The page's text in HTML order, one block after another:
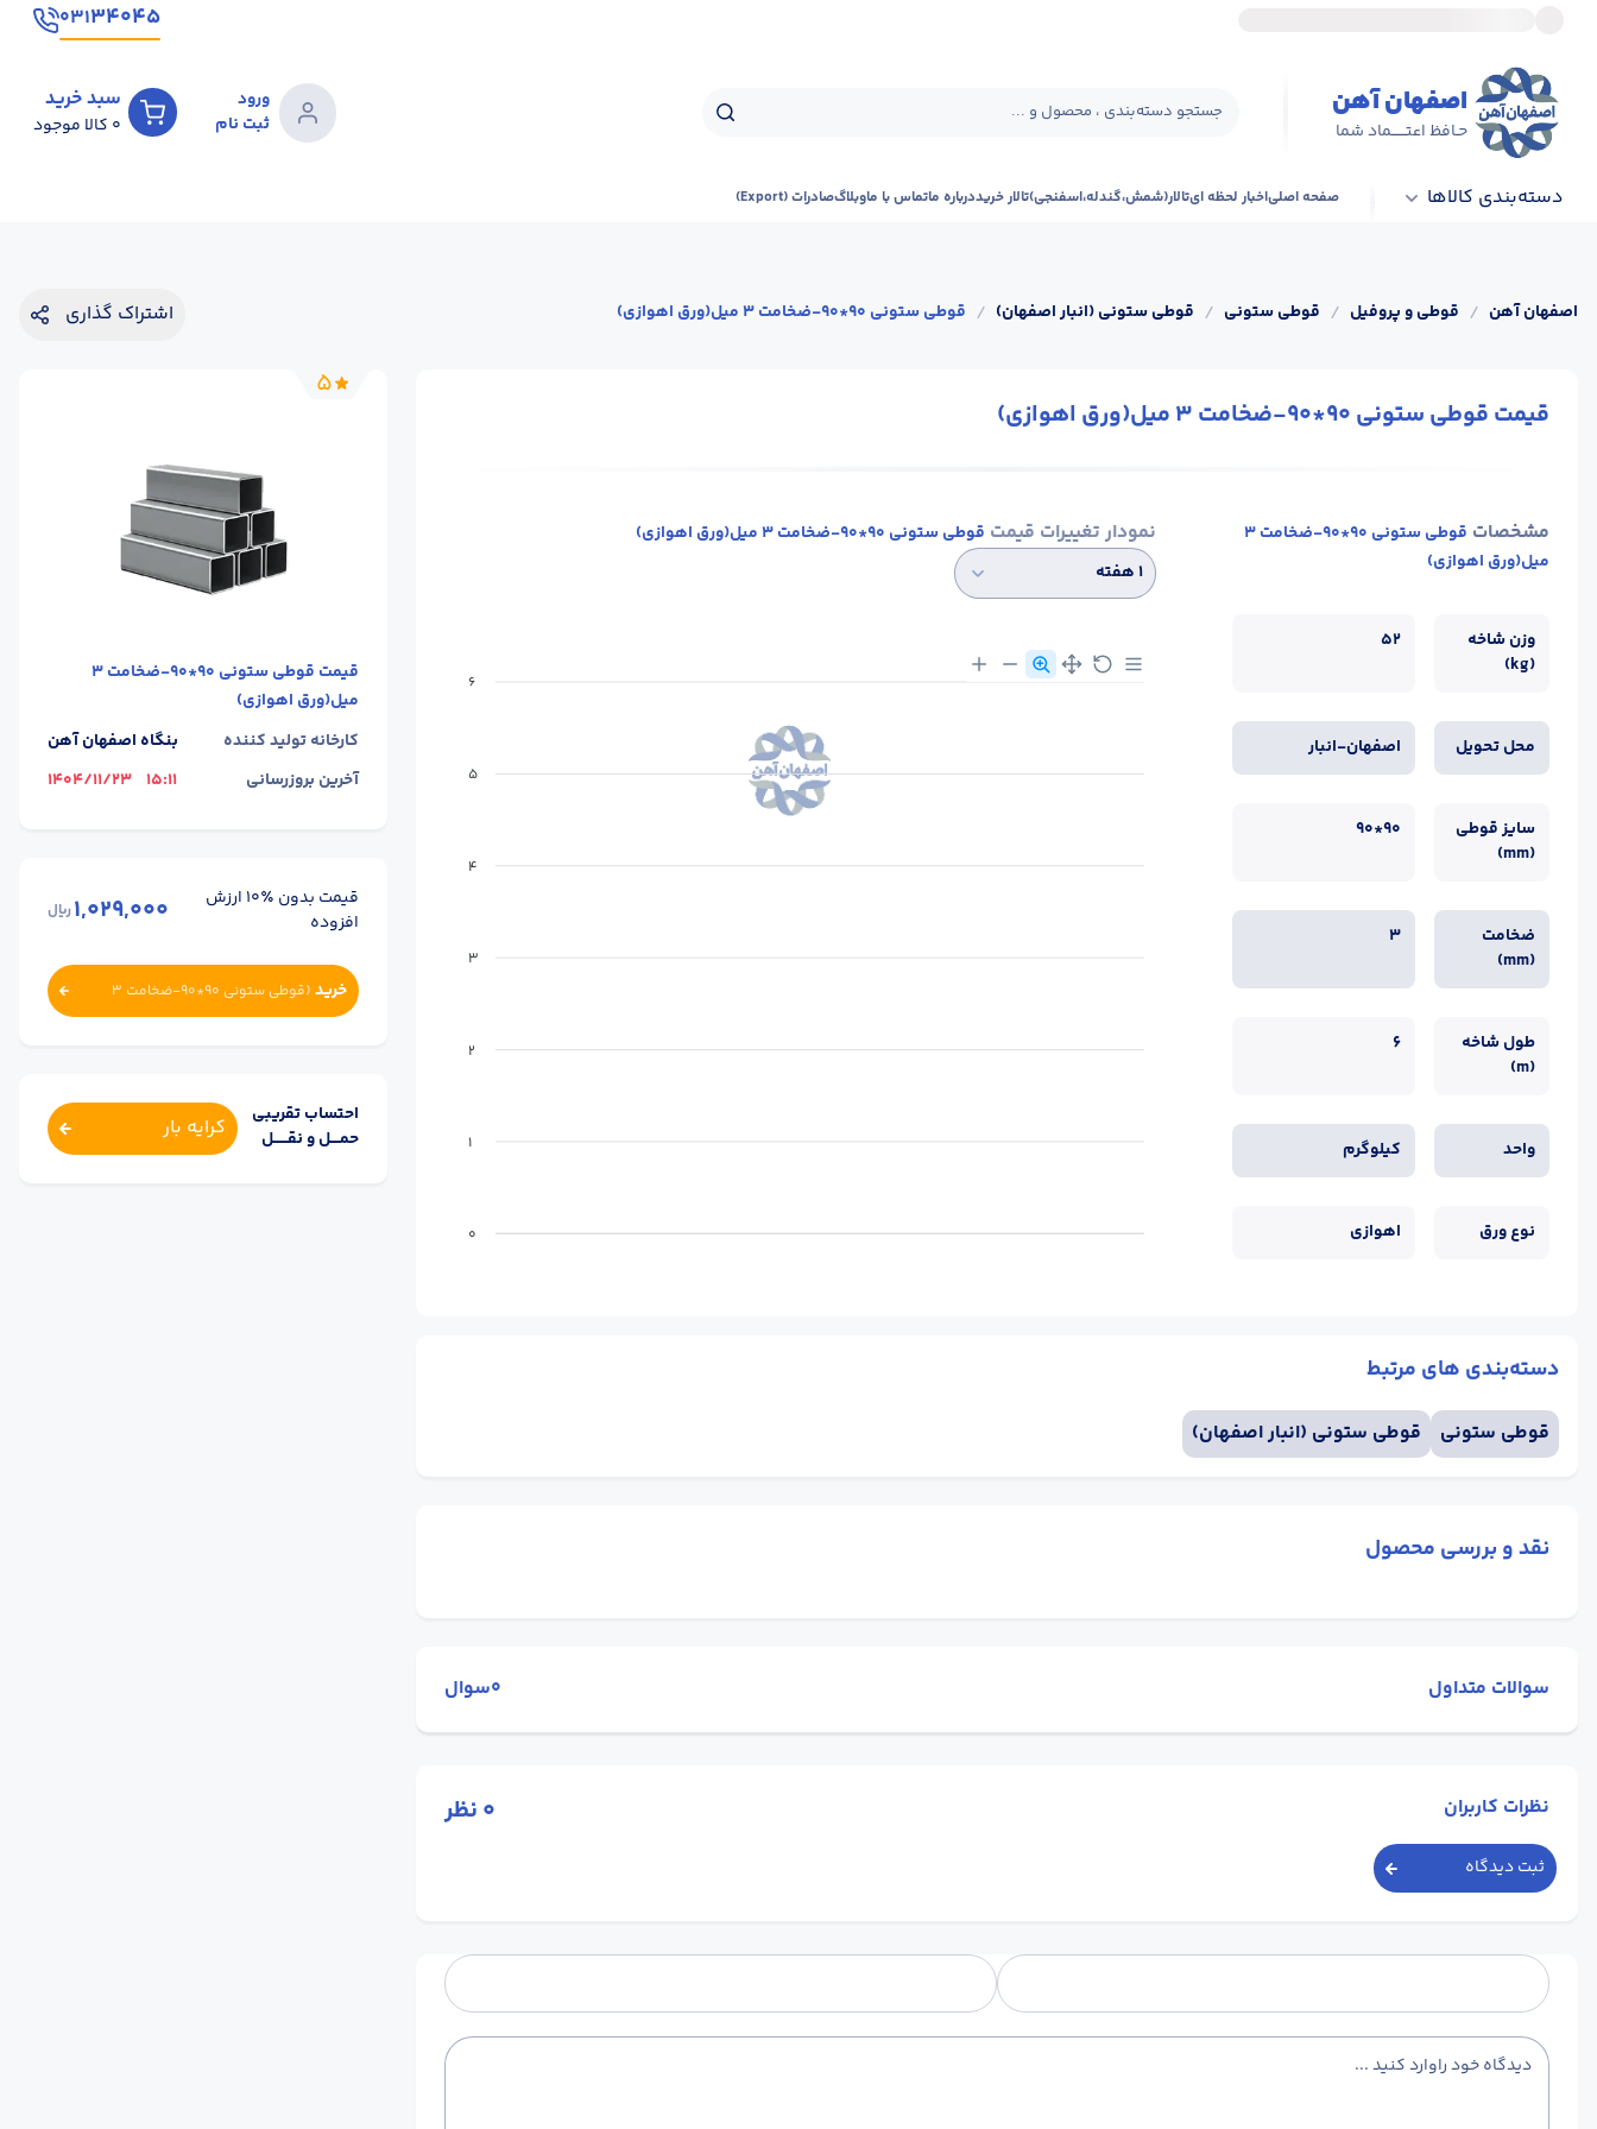
۳۴۰۴۵۰۳۱
اصفهان آهن
حـافظ اعتــــــماد شما
جستجو دسته‌بندی ، محصول و ...
ورود
ثبت نام
سبد خرید
0 کالا موجود
دسته‌بندی کالاها صفحه اصلیاخبار لحظه ایتالار(شمش،گندله،اسفنجی)تالار خریددرباره ماتماس با ماوبلاگصادرات (Export)
اصفهان آهن / قوطی و پروفیل / قوطی ستونی / قوطی ستونی (انبار اصفهان) / قوطی ستونی 90*90-ضخامت 3 میل(ورق اهوازی) اشتراک گذاری
قیمت قوطی ستونی 90*90-ضخامت 3 میل(ورق اهوازی)
مشخصات
قوطی ستونی 90*90-ضخامت 3
میل(ورق اهوازی)
وزن شاخه
(kg)
52
محل تحویل اصفهان-انبار
سایز قوطی
(mm)
90*90
ضخامت
(mm)
3
طول شاخه
(m)
6
واحد کیلوگرم
نوع ورق اهوازی
نمودار تغییرات قیمت قوطی ستونی 90*90-ضخامت 3 میل(ورق اهوازی)
۱ هفته
6
5
4
3
2
1
0
دسته‌بندی های مرتبط
قوطی ستونی قوطی ستونی (انبار اصفهان)
نقد و بررسی محصول
سوالات متداول 0سوال
نظرات کاربران 0نظر
ثبت دیدگاه
5
قیمت
قوطی ستونی 90*90-ضخامت 3
میل(ورق اهوازی)
کارخانه تولید کننده
بنگاه اصفهان آهن
آخرین بروزرسانی
15:11
1404/11/23
قیمت بدون ٪۱۰ ارزش
افزوده
1,029,000ریال
خرید (
قوطی ستونی 90*90-ضخامت 3
میل(ورق اهوازی))
احتساب تقریبی
حمــــل و نقــــــل
کرایه بار